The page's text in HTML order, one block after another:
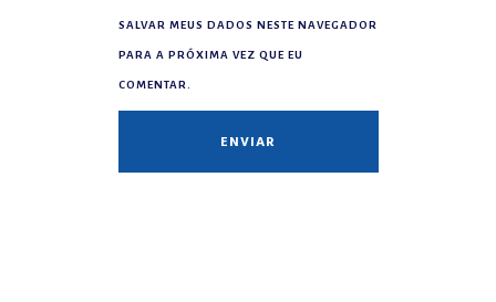
SALVAR MEUS DADOS NESTE NAVEGADOR
PARA A PRÓXIMA VEZ QUE EU
COMENTAR.